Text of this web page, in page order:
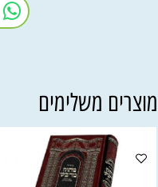
משלימים